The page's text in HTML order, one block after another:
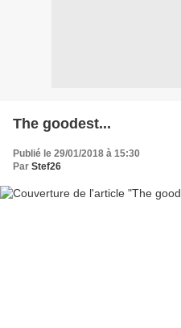
The goodest...
Publié le 29/01/2018 à 15:30
Par Stef26